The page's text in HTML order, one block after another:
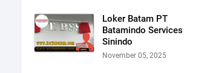
Loker Batam PT
Batamindo Services
Sinindo
November 05, 2025